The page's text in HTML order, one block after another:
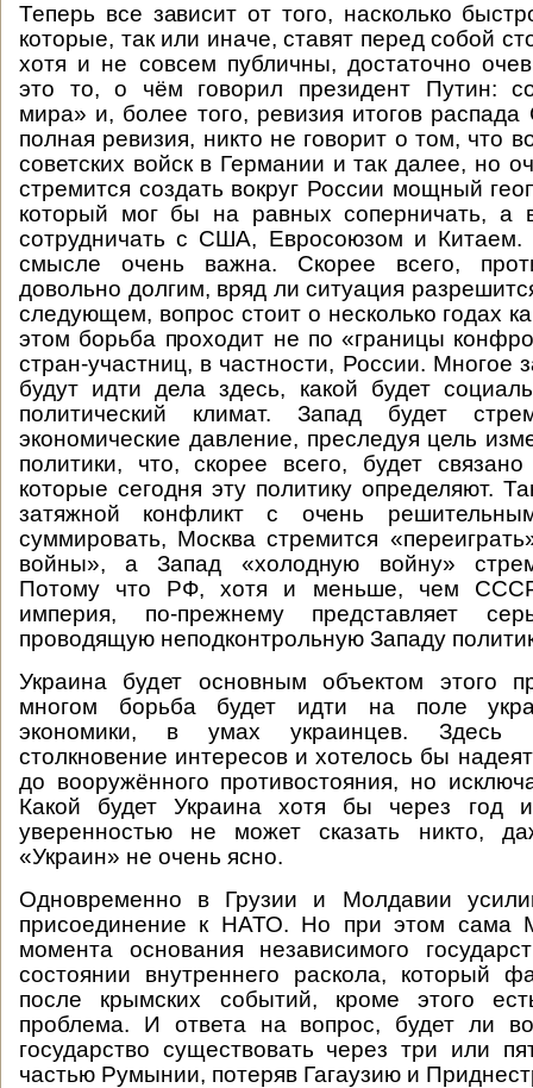
Теперь все зависит от того, насколько
которые, так или иначе, ставят перед собой
хотя и не совсем публичны, достаточно
это то, о чём говорил президент Путин:
мира» и, более того, ревизия итогов
полная ревизия, никто не говорит о том, что
советских войск в Германии и так далее, но
стремится создать вокруг России мощный
который мог бы на равных соперничать, а
сотрудничать с США, Евросоюзом и
смысле очень важна. Скорее всего,
довольно долгим, вряд ли ситуация
следующем, вопрос стоит о несколько годах
этом борьба проходит не по «границы
стран-участниц, в частности, России. Многое
будут идти дела здесь, какой будет
политический климат. Запад будет
экономические давление, преследуя цель
политики, что, скорее всего, будет
которые сегодня эту политику определяют.
затяжной конфликт с очень
суммировать, Москва стремится
войны», а Запад «холодную войну»
Потому что РФ, хотя и меньше, чем СССР
империя, по-прежнему представляет
проводящую неподконтрольную Западу
Украина будет основным объектом этого
многом борьба будет идти на поле
экономики, в умах украинцев. Здесь
столкновение интересов и хотелось бы
до вооружённого противостояния, но
Какой будет Украина хотя бы через год
уверенностью не может сказать никто,
«Украин» не очень ясно.
Одновременно в Грузии и Молдавии
присоединение к НАТО. Но при этом сама
момента основания независимого
состоянии внутреннего раскола, который
после крымских событий, кроме этого
проблема. И ответа на вопрос, будет ли
государство существовать через три или
частью Румынии, потеряв Гагаузию и